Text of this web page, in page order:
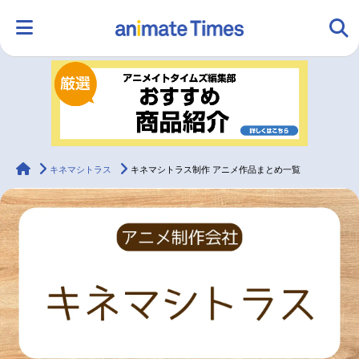
ランキング アニメ
ラジオ みんなの声
マンガ・ラノベ ゲーム・アプリ 音楽
トレンド
最新記事一覧
アニメ記事一覧
animateTimes
キネマシトラス キネマシトラス制作 アニメ作品まとめ一覧